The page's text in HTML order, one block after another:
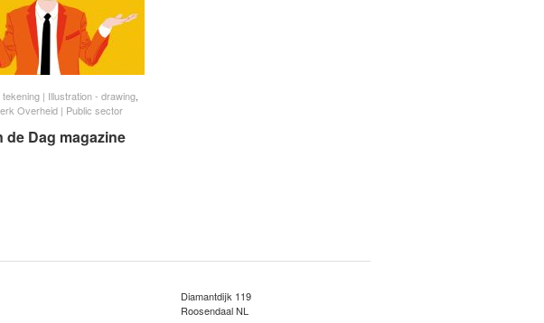
tekening | Illustration - drawing
Overheid | Public sector
de Dag magazine
tekening | Illustration - drawing
Overheid | Public sector
de Dag magazine
Diamantdijk 119
Roosendaal NL